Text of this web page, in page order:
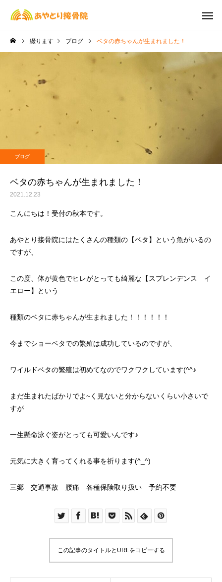
交通事故治療 保険施
【７月のおしらせ】
ブログ
６月８日(木) 休診
綴ります ブログ ベタの赤ちゃんが生まれました！
ブログ
ベタの赤ちゃんが生まれました！
2021.12.23
こんにちは！受付の秋本です。
あやとり接骨院にはたくさんの種類の【ベタ】という魚がいるの
ですが、
この度、体が黄色でヒレがとっても綺麗な【スプレンデンス イ
エロー】という
種類のベタに赤ちゃんが生まれました！！！！！！
今までショーベタでの繁殖は成功しているのですが、
ワイルドベタの繁殖は初めてなのでワクワクしています(^^♪
まだ生まれたばかりでよ~く見ないと分からないくらい小さいで
すが
一生懸命泳ぐ姿がとっても可愛いんです♪
元気に大きく育ってくれる事を祈ります(^_^)
三郷 交通事故 腰痛 各種保険取り扱い 予約不要
この記事のタイトルとURLをコピーする